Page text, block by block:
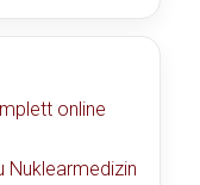
online
Nuklearmedizin